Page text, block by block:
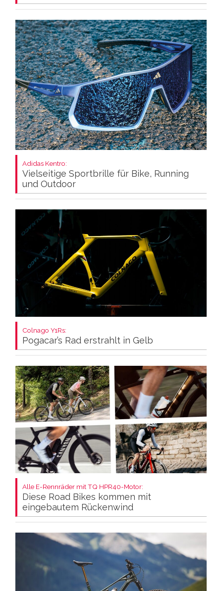
Adidas Kentro:
Vielseitige Sportbrille für Bike, Running
und Outdoor
Colnago Y1Rs:
Pogacar’s Rad erstrahlt in Gelb
Alle E-Rennräder mit TQ HPR40-Motor:
Diese Road Bikes kommen mit
eingebautem Rückenwind